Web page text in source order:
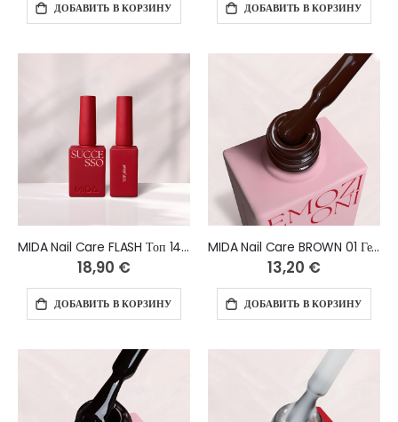
ДОБАВИТЬ В КОРЗИНУ ДОБАВИТЬ В КОРЗИНУ
MIDA Nail Care FLASH Топ 14 мл
18,90 €
ДОБАВИТЬ В КОРЗИНУ
MIDA Nail Care BROWN 01 Гель-лак 10 мл
13,20 €
ДОБАВИТЬ В КОРЗИНУ